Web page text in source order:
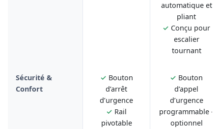
automatique et
pliant
✓ Conçu pour
escalier
tournant
Sécurité &
Confort
✓ Bouton
d’arrêt
d’urgence
✓ Rail
pivotable
✓ Bouton
d’appel
d’urgence
programmable -
optionnel